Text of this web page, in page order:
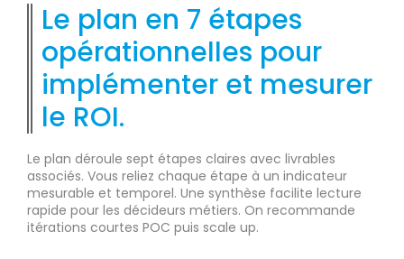
Le plan en 7 étapes
opérationnelles pour
implémenter et mesurer
le ROI.
Le plan déroule sept étapes claires avec livrables
associés. Vous reliez chaque étape à un indicateur
mesurable et temporel. Une synthèse facilite lecture
rapide pour les décideurs métiers. On recommande
itérations courtes POC puis scale up.